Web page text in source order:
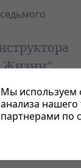
Жизни"
Мы используем
анализа
партнерами по